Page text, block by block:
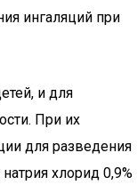
ингаляций при
и для
При их
для разведения
хлорид 0,9%